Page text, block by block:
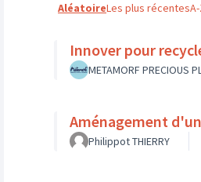
AléatoireLes plus récentes
Innover pour
METAMORF PRECIOUS
Aménagement
Philippot THIERRY